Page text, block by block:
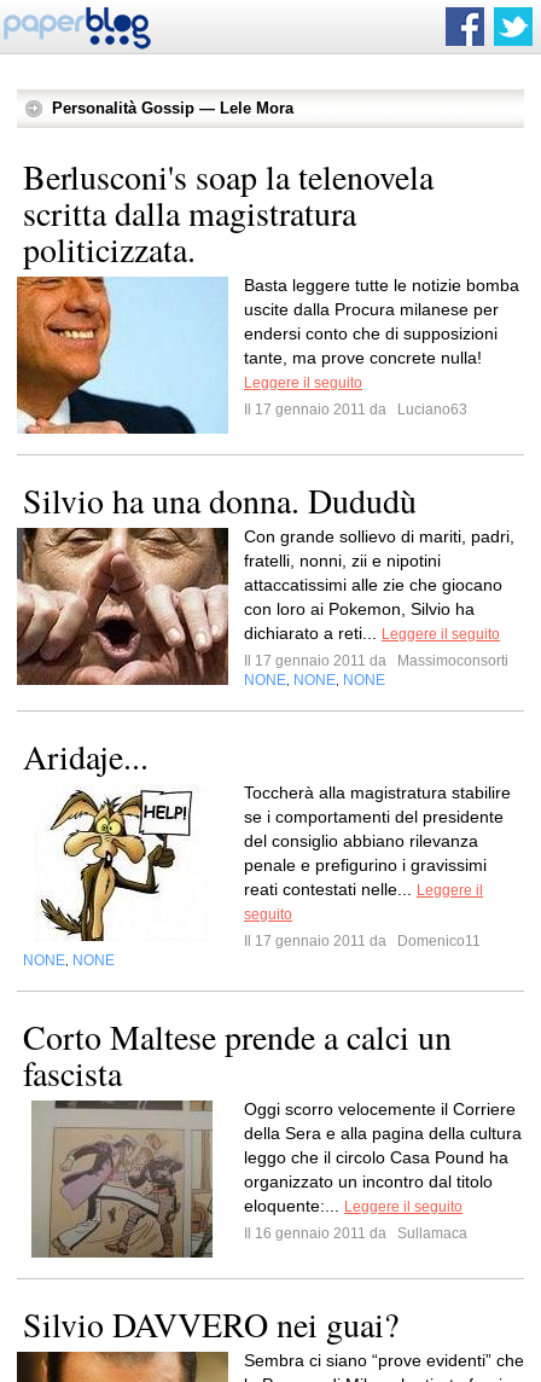
Personalità Gossip — Lele Mora
Berlusconi's soap la telenovela
scritta dalla magistratura
politicizzata.
Basta leggere tutte le notizie bomba
uscite dalla Procura milanese per
endersi conto che di supposizioni
tante, ma prove concrete nulla!
Leggere il seguito
Il 17 gennaio 2011 da
Luciano63
Silvio ha una donna. Dududù
Con grande sollievo di mariti, padri,
fratelli, nonni, zii e nipotini
attaccatissimi alle zie che giocano
con loro ai Pokemon, Silvio ha
dichiarato a reti...
Leggere il seguito
Il 17 gennaio 2011 da
Massimoconsorti
NONE NONE NONE
Aridaje...
Toccherà alla magistratura stabilire
se i comportamenti del presidente
del consiglio abbiano rilevanza
penale e prefigurino i gravissimi
reati contestati nelle...
Leggere il
seguito
Il 17 gennaio 2011 da
Domenico11
NONE NONE
Corto Maltese prende a calci un
fascista
Oggi scorro velocemente il Corriere
della Sera e alla pagina della cultura
leggo che il circolo Casa Pound ha
organizzato un incontro dal titolo
eloquente:...
Leggere il seguito
Il 16 gennaio 2011 da
Sullamaca
Silvio DAVVERO nei guai?
Sembra ci siano “prove evidenti” che